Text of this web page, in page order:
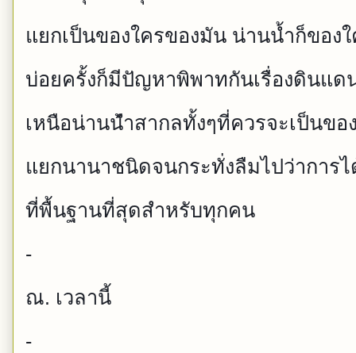
แยกเป็นของใครของมัน น่านน้ำก็ของ
บ่อยครั้งก็มีปัญหาพิพาทกันเรื่องดินแด
เหนือน่านน้ำสากลทั้งๆที่ควรจะเป็นขอ
แยกนานาชนิดจนกระทั่งลืมไปว่าการไ
ที่พื้นฐานที่สุดสำหรับทุกคน
-
ณ. เวลานี้
-